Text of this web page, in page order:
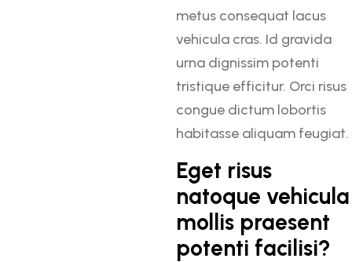
metus consequat lacus
vehicula cras. Id gravida
urna dignissim potenti
tristique efficitur. Orci risus
congue dictum lobortis
habitasse aliquam feugiat.
Eget risus
natoque vehicula
mollis praesent
potenti facilisi?